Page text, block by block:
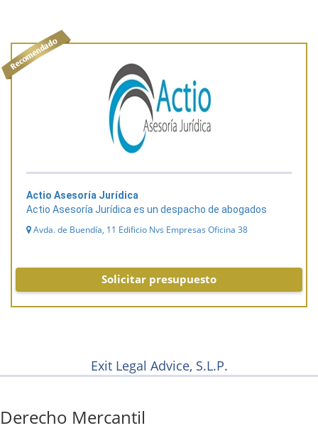
Actio Asesoría Jurídica
Actio Asesoría Jurídica es un despacho de abogados
Avda. de Buendía, 11 Edificio Nvs Empresas Oficina 38
Solicitar presupuesto
Exit Legal Advice, S.L.P.
Derecho Mercantil